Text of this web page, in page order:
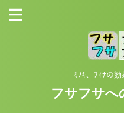
ﾐﾉｷ、ﾌｨﾅの
フサフサへ